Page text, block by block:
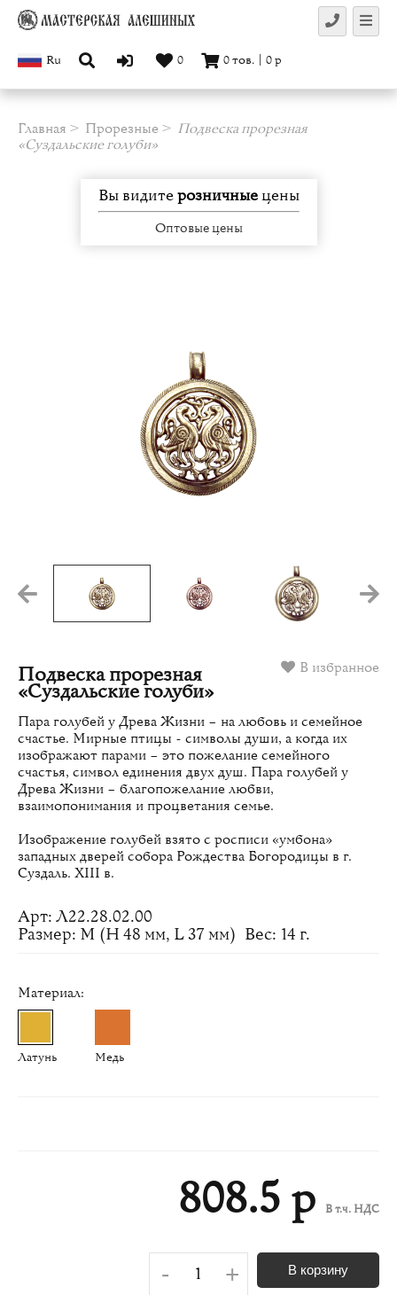
Ru 0 0тов. 0р
Главная Прорезные
Подвеска прорезная
«Суздальские голуби»
Вы видитерозничныецены
Оптовые цены
В избранное
Подвеска прорезная
«Суздальские голуби»
Пара голубей у Древа Жизни – на любовь и семейное
счастье. Мирные птицы - символы души, а когда их
изображают парами – это пожелание семейного
счастья, символ единения двух душ. Пара голубей у
Древа Жизни – благопожелание любви,
взаимопонимания и процветания семье.
Изображение голубей взято с росписи «умбона»
западных дверей собора Рождества Богородицы в г.
Суздаль. XIII в.
Арт: Л22.28.02.00
Размер: M (H 48 мм, L 37 мм) Вес: 14 г.
Материал:
Латунь Медь
808.5 р В т.ч. НДС
- + В корзину